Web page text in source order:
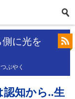
に光を
ぶやく
認知から..生